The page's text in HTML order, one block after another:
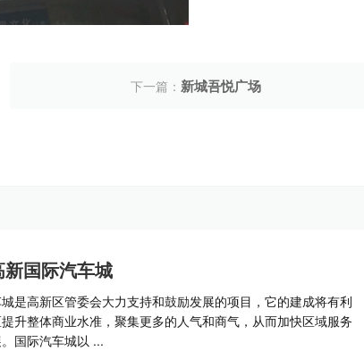
下一篇： 新城吾悦广场
国际汽车城
是高新区管委会大力支持和鼓励发展的项目，它的建成将有利
升整体商业水准，聚集更多的人气和商气，从而加快区域服务
国际汽车城以 ...